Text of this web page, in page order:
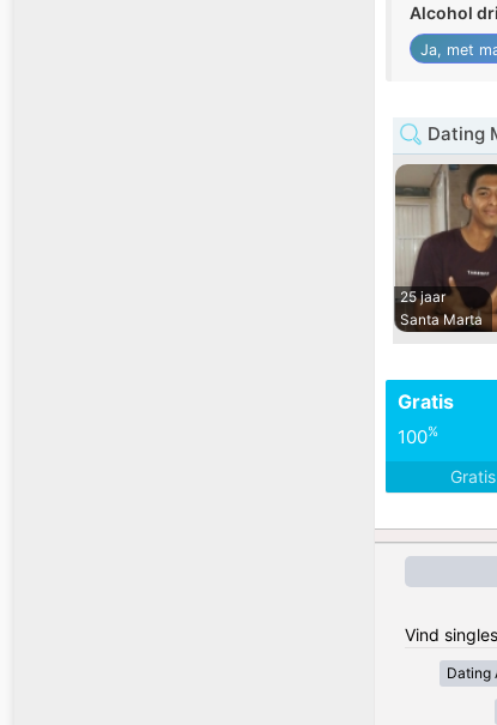
Alcohol
Ja, met
Dating
25 jaar
Santa Marta
Gratis
100%
Vind
Dating